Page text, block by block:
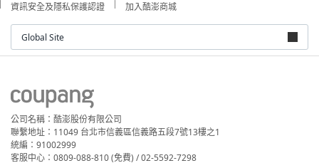
資訊安全及隱私保護認證
加入酷澎商城
Global Site
公司名稱：酷澎股份有限公司
聯繫地址：11049 台北市信義區信義路五段7號13樓之1
統編：91002999
客服中心：0809-088-810 (免費) / 02-5592-7298